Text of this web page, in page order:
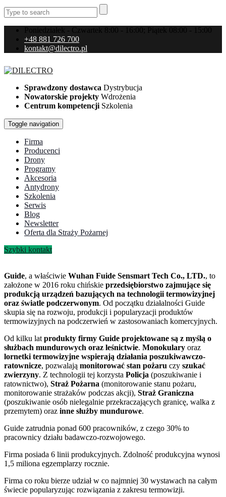
Poniedziałek - Czwartek 8:00 - 16:00; Piątek 08:00 - 15:00
+48 881 726 700
kontakt@dilectro.pl
Sprawdzony dostawca Dystrybucja
Nowatorskie projekty Wdrożenia
Centrum kompetencji Szkolenia
Toggle navigation
Firma
Producenci
Drony
Programy
Akcesoria
Antydrony
Szkolenia
Serwis
Blog
Newsletter
Oferta dla Straży Pożarnej
Szybki kontakt
Guide, a właściwie Wuhan Fuide Sensmart Tech Co., LTD., to
założone w 2016 roku chińskie przedsiębiorstwo zajmujące się
produkcją urządzeń bazujących na technologii termowizyjnej
oraz światle podczerwonym. Od początku działalności Guide
skupia się na rozwoju, produkcji i popularyzacji produktów
termowizyjnych na podczerwień w zastosowaniach komercyjnych.
Od kilku lat produkty firmy Guide projektowane są z myślą o
służbach mundurowych oraz leśnictwie. Monokulary oraz
lornetki termowizyjne wspierają działania poszukiwawczo-
ratownicze, pozwalają monitorować stan pożaru czy szukać
zwierzyny. Z technologii tej korzysta Policja (poszukiwanie i
ratownictwo), Straż Pożarna (monitorowanie stanu pożaru,
monitorowanie strażaków podczas akcji), Straż Graniczna
(poszukiwanie osób nielegalnie przekraczających granicę, walka z
przemytem) oraz inne służby mundurowe.
Guide zatrudnia ponad 600 pracowników, z czego 30% to
pracownicy działu badawczo-rozwojowego.
Firma posiada 6 linii produkcyjnych. Zdolność produkcyjna wynosi
1,5 miliona egzemplarzy rocznie.
Firma co roku bierze udział w co najmniej 30 wystawach na całym
świecie popularyzując rozwiązania z zakresu termowizji.